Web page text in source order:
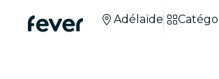
Adélaïde